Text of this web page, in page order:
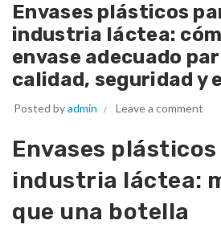
Envases plásticos
industria láctea:
envase adecuado
calidad, seguridad y
Posted byadmin Leave a comment
Envases
industria láctea:
que una botella